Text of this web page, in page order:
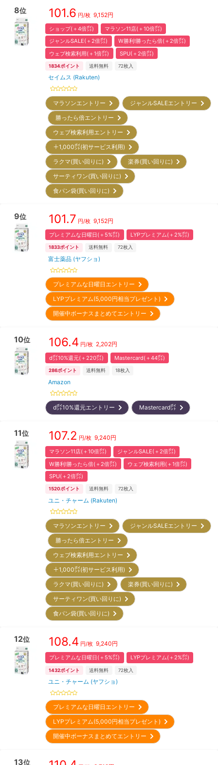
8位 101.6 円/枚 9,152円
ショップ(＋4倍㌽)
マラソン11店(＋10倍㌽)
ジャンルSALE(＋2倍㌽)
W勝利!勝ったら倍(＋2倍㌽)
ウェブ検索利用(＋1倍㌽)
SPU(＋2倍㌽)
1834ポイント 送料無料 72枚入
セイムス (Rakuten)
マラソンエントリー
ジャンルSALEエントリー
勝ったら倍エントリー
ウェブ検索利用エントリー
＋1,000㌽(初サービス利用)
ラクマ(買い回りに)
楽券(買い回りに)
サーティワン(買い回りに)
食パン袋(買い回りに)
9位 101.7 円/枚 9,152円
プレミアムな日曜日(＋5%㌽) LYPプレミアム(＋2%㌽)
1833ポイント 送料無料 72枚入
富士薬品 (ヤフショ)
プレミアムな日曜日エントリー
LYPプレミアム(5,000円相当プレゼント)
開催中ボーナスまとめてエントリー
10位 106.4 円/枚 2,202円
d㌽10%還元(＋220㌽) Mastercard(＋44㌽)
286ポイント 送料無料 18枚入
Amazon
d㌽10%還元エントリー Mastercard㌽
11位 107.2 円/枚 9,240円
マラソン11店(＋10倍㌽)
ジャンルSALE(＋2倍㌽)
W勝利!勝ったら倍(＋2倍㌽)
ウェブ検索利用(＋1倍㌽)
SPU(＋2倍㌽)
1520ポイント 送料無料 72枚入
ユニ・チャーム (Rakuten)
マラソンエントリー
ジャンルSALEエントリー
勝ったら倍エントリー
ウェブ検索利用エントリー
＋1,000㌽(初サービス利用)
ラクマ(買い回りに)
楽券(買い回りに)
サーティワン(買い回りに)
食パン袋(買い回りに)
12位 108.4 円/枚 9,240円
プレミアムな日曜日(＋5%㌽) LYPプレミアム(＋2%㌽)
1432ポイント 送料無料 72枚入
ユニ・チャーム (ヤフショ)
プレミアムな日曜日エントリー
LYPプレミアム(5,000円相当プレゼント)
開催中ボーナスまとめてエントリー
13位